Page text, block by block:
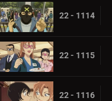
22 - 1114
22 - 1115
22 - 1116